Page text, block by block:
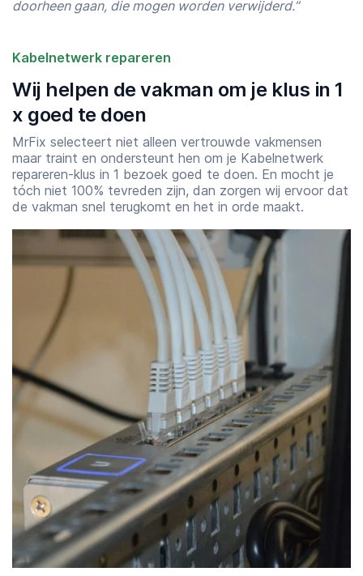
doorheen gaan, die mogen worden verwijderd.”
Kabelnetwerk repareren
Wij helpen de vakman om je klus in 1
x goed te doen
MrFix selecteert niet alleen vertrouwde vakmensen
maar traint en ondersteunt hen om je Kabelnetwerk
repareren-klus in 1 bezoek goed te doen. En mocht je
tóch niet 100% tevreden zijn, dan zorgen wij ervoor dat
de vakman snel terugkomt en het in orde maakt.
Eindtijd
23:00